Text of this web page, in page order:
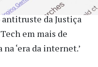
da Justiça
em mais de
‘era da internet.’